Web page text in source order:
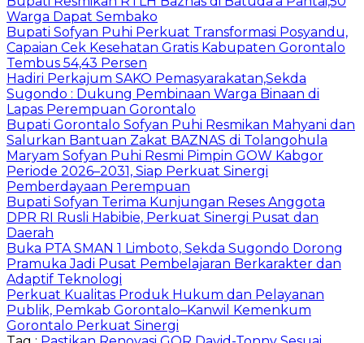
Warga Dapat Sembako
Bupati Sofyan Puhi Perkuat Transformasi Posyandu,
Capaian Cek Kesehatan Gratis Kabupaten Gorontalo
Tembus 54,43 Persen
Hadiri Perkajum SAKO Pemasyarakatan,Sekda
Sugondo : Dukung Pembinaan Warga Binaan di
Lapas Perempuan Gorontalo
Bupati Gorontalo Sofyan Puhi Resmikan Mahyani dan
Salurkan Bantuan Zakat BAZNAS di Tolangohula
Maryam Sofyan Puhi Resmi Pimpin GOW Kabgor
Periode 2026–2031, Siap Perkuat Sinergi
Pemberdayaan Perempuan
Bupati Sofyan Terima Kunjungan Reses Anggota
DPR RI Rusli Habibie, Perkuat Sinergi Pusat dan
Daerah
Buka PTA SMAN 1 Limboto, Sekda Sugondo Dorong
Pramuka Jadi Pusat Pembelajaran Berkarakter dan
Adaptif Teknologi
Perkuat Kualitas Produk Hukum dan Pelayanan
Publik, Pemkab Gorontalo–Kanwil Kemenkum
Gorontalo Perkuat Sinergi